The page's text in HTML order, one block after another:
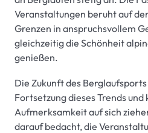
Veranstaltungen beruht auf
Grenzen in anspruchsvollem
gleichzeitig die Schönheit
genießen.
Die Zukunft des
Fortsetzung dieses Trends
Aufmerksamkeit auf sich
darauf bedacht, die